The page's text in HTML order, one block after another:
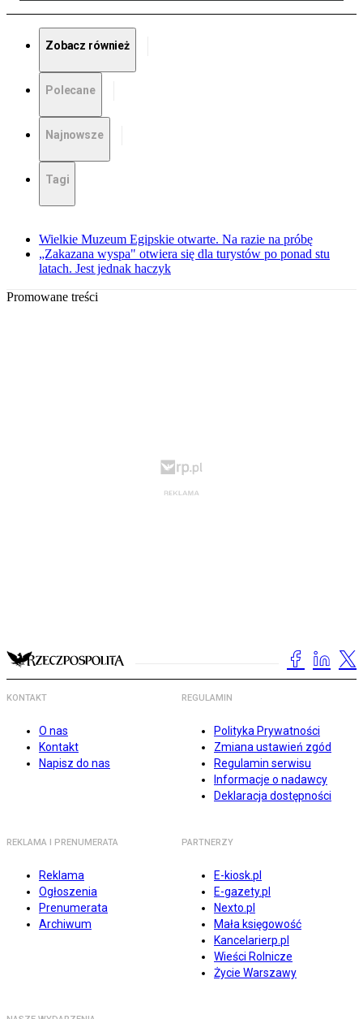
Zobacz również
Polecane
Najnowsze
Tagi
Wielkie Muzeum Egipskie otwarte. Na razie na próbę
„Zakazana wyspa" otwiera się dla turystów po ponad stu
latach. Jest jednak haczyk
Promowane treści
KONTAKT
O nas
Kontakt
Napisz do nas
REGULAMIN
Polityka Prywatności
Zmiana ustawień zgód
Regulamin serwisu
Informacje o nadawcy
Deklaracja dostępności
REKLAMA I PRENUMERATA
Reklama
Ogłoszenia
Prenumerata
Archiwum
PARTNERZY
E-kiosk.pl
E-gazety.pl
Nexto.pl
Mała księgowość
Kancelarierp.pl
Wieści Rolnicze
Życie Warszawy